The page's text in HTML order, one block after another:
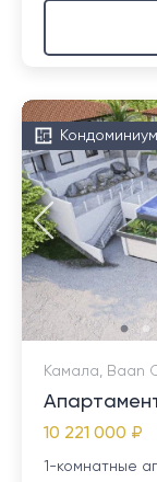
Кондоминиум
Камала, Baan
10 221 000 ₽
1-комнатные